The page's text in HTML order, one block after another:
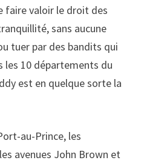
faire valoir le droit des
sans aucune
tuer par des bandits qui
les 10 départements du
est en quelque sorte la
au-Prince, les
avenues John Brown et